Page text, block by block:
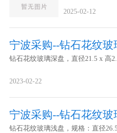
2025-02-12
宁波采购--钻石花纹玻
钻石花纹玻璃深盘，直径21.5 x 高
2023-02-22
宁波采购--钻石花纹玻
钻石花纹玻璃浅盘，规格：直径